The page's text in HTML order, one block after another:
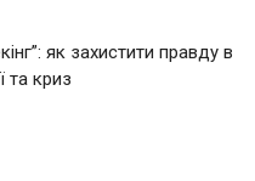
як захистити правду в
та криз